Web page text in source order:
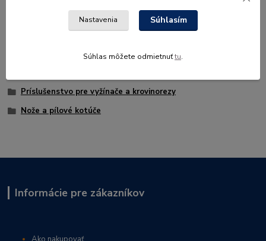
8 ks, PolyCut 2-2
Príslušenstvo pre vyžínače a krovinorezy
Nože a pílové kotúče
Informácie pre zákazníkov
Nastavenia Súhlasím
Súhlas môžete odmietnuťtu.